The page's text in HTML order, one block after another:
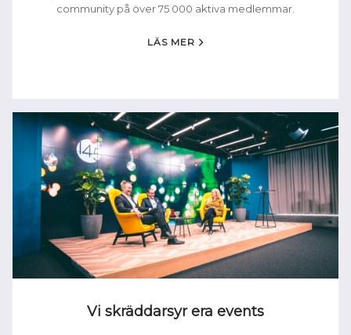
community på över 75 000 aktiva medlemmar.
LÄS MER
Vi skräddarsyr era events